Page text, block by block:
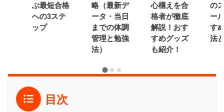
ぶ最短合格
への3ステ
ップ
略（最新デ
ータ・当日
までの体調
管理と勉強
法）
心構えを合
格者が徹底
解説！おす
すめグッズ
も紹介！
の
ー
す
法
目次